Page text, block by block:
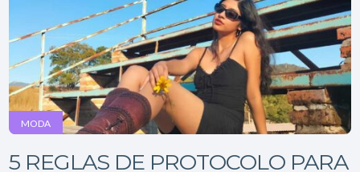
MODA
5 REGLAS DE PROTOCOLO PARA